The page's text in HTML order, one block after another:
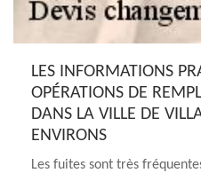
LES INFORMATIONS
OPÉRATIONS DE
DANS LA VILLE DE
ENVIRONS
Les fuites sont très